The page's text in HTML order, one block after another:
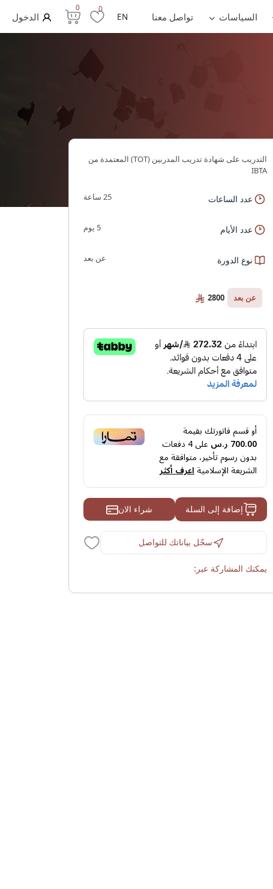
السياسات تواصل معنا EN
0
0
الدخول
الأسئلة الشائعة
التدريب على شهادة ﺗﺪرﻳﺐ اﻟﻤﺪرﺑﻴﻦ (TOT) اﻟﻤﻌﺘﻤﺪة ﻣﻦ
IBTA
عدد الساعات 25 ساعة
عدد الأيام 5 يوم
نوع الدورة عن بعد
عن بعد 2800
أو قسم فاتورتك بقيمة
700.00 ر.س على4 دفعات
بدون رسوم تأخير، متوافقة مع
الشريعة الإسلاميةاعرف أكثر
إضافة إلى السلة شراء الان
سجّل بياناتك للتواصل
يمكنك المشاركة عبر: